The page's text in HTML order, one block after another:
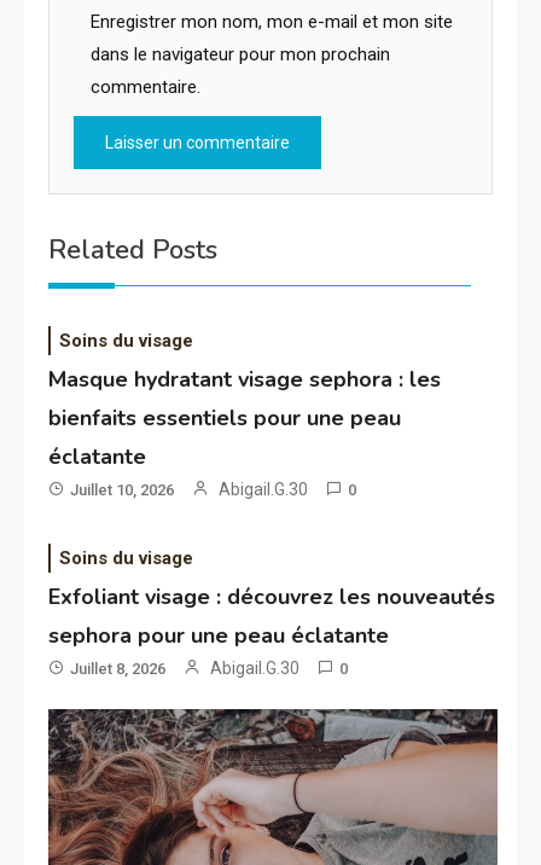
Enregistrer mon nom, mon e-mail et mon site
dans le navigateur pour mon prochain
commentaire.
Related Posts
Soins du visage
Masque hydratant visage sephora : les
bienfaits essentiels pour une peau
éclatante
Juillet 10, 2026 Abigail.G.30 0
Soins du visage
Exfoliant visage : découvrez les nouveautés
sephora pour une peau éclatante
Juillet 8, 2026 Abigail.G.30 0